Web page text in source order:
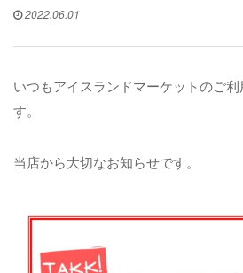
2022.06.01
いつもアイスランドマーケットのご
す。
当店から大切なお知らせです。